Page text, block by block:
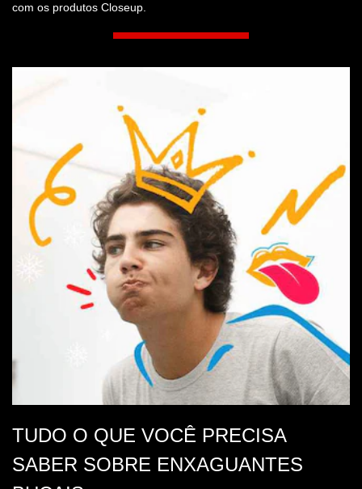
com os produtos Closeup.
TUDO O QUE VOCÊ PRECISA
SABER SOBRE ENXAGUANTES